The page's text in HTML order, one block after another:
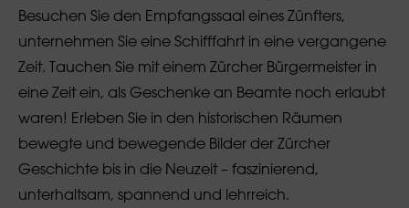
Besuchen Sie den Empfangssaal eines Zünfters,
unternehmen Sie eine Schifffahrt in eine vergangene
Zeit. Tauchen Sie mit einem Zürcher Bürgermeister in
eine Zeit ein, als Geschenke an Beamte noch erlaubt
waren! Erleben Sie in den historischen Räumen
bewegte und bewegende Bilder der Zürcher
Geschichte bis in die Neuzeit – faszinierend,
unterhaltsam, spannend und lehrreich.